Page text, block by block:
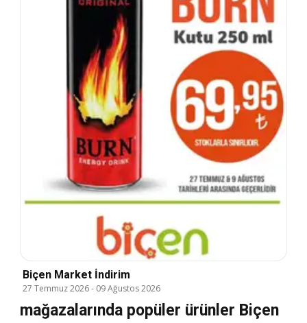
Biçen Market İndirim
27 Temmuz 2026- 09 Ağustos 2026
mağazalarında popüler ürünler Biçen